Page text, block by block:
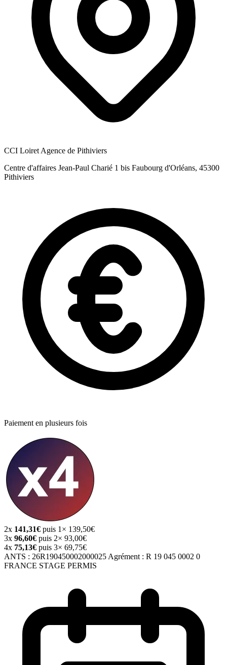
CCI Loiret Agence de Pithiviers
Centre d'affaires Jean-Paul Charié 1 bis Faubourg d'Orléans, 45300
Pithiviers
Paiement en plusieurs fois
2x 141,31€ puis 1× 139,50€
3x 96,60€ puis 2× 93,00€
4x 75,13€ puis 3× 69,75€
ANTS : 26R190450002000025 Agrément : R 19 045 0002 0
FRANCE STAGE PERMIS